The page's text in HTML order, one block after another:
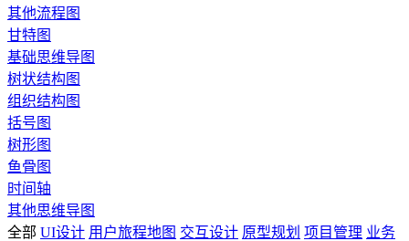
其他流程图
甘特图
基础思维导图
树状结构图
组织结构图
括号图
树形图
鱼骨图
时间轴
其他思维导图
全部 UI设计 用户旅程地图 交互设计 原型规划 项目管理 业务